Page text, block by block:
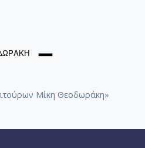
Μίκη Θεοδωράκη»